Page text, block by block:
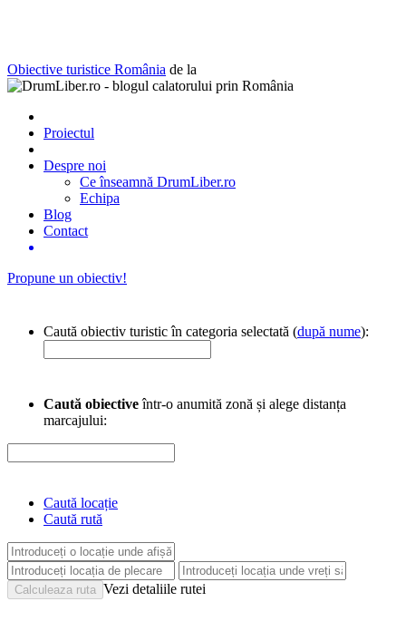
Obiective turistice România de la
Proiectul
Despre noi
Ce înseamnă DrumLiber.ro
Echipa
Blog
Contact
Propune un obiectiv!
Caută obiectiv turistic în categoria selectată (după nume):
Caută obiectiveîntr-o anumită zonă și alege distanța
marcajului:
Caută locație
Caută rută
Vezi detaliile rutei